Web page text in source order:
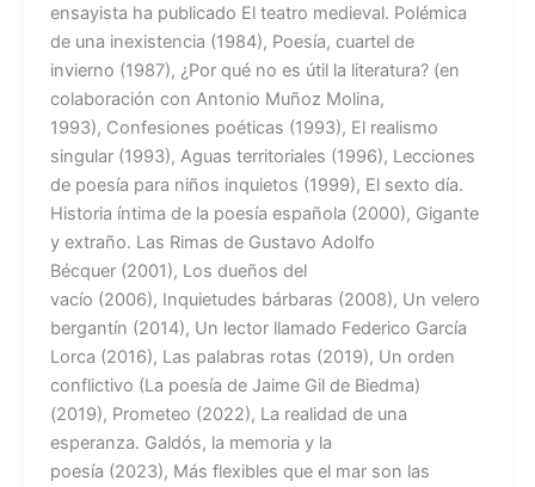
ensayista ha publicado El teatro medieval. Polémica
de una inexistencia (1984), Poesía, cuartel de
invierno (1987), ¿Por qué no es útil la literatura? (en
colaboración con Antonio Muñoz Molina,
1993), Confesiones poéticas (1993), El realismo
singular (1993), Aguas territoriales (1996), Lecciones
de poesía para niños inquietos (1999), El sexto día.
Historia íntima de la poesía española (2000), Gigante
y extraño. Las Rimas de Gustavo Adolfo
Bécquer (2001), Los dueños del
vacío (2006), Inquietudes bárbaras (2008), Un velero
bergantín (2014), Un lector llamado Federico García
Lorca (2016), Las palabras rotas (2019), Un orden
conflictivo (La poesía de Jaime Gil de Biedma)
(2019), Prometeo (2022), La realidad de una
esperanza. Galdós, la memoria y la
poesía (2023), Más flexibles que el mar son las